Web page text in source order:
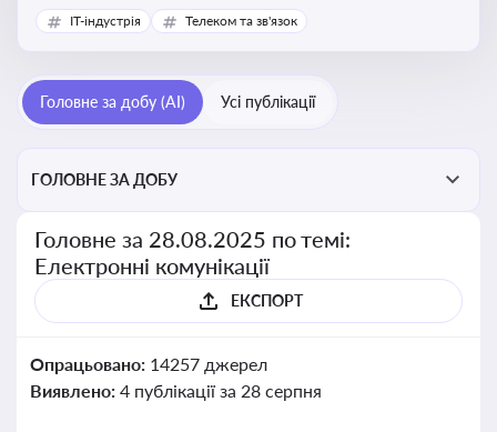
законодавстві, регулювання ринку телекомунікацій,
інновації в сфері мобільних та інтернет-послуг
IT-індустрія Телеком та зв'язок
Головне за добу (AI) Усі публікації
ГОЛОВНЕ ЗА ДОБУ
Головне за 28.08.2025 по темі:
Електронні комунікації
ЕКСПОРТ
Опрацьовано: 14257 джерел
Виявлено: 4 публікації за 28 серпня